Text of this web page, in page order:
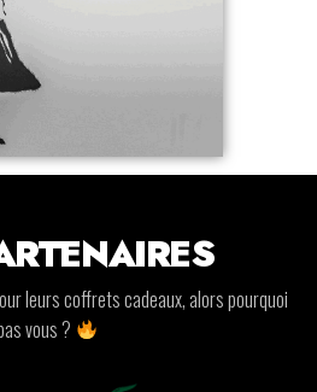
leurs coffrets cadeaux, alors pourquoi
vous ?